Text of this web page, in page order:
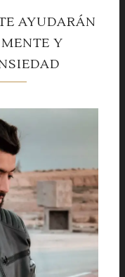
AYUDARÁN
Y